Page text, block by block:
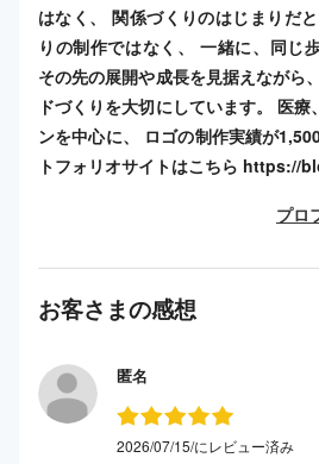
はなく、 関係づくりのはじまりだ
りの制作ではなく、 一緒に、同じ
その先の展開や成長を見据えながら
ドづくりを大切にしています。 医
ンを中心に、 ロゴの制作実績が
トフォリオサイトはこちら https://
プロ
お客さまの感想
匿名
2026/07/15/にレビュー済み